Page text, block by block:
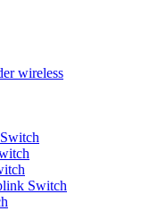
wireless
Switch